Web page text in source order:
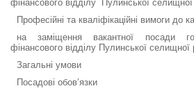
фінансового відділу Пулинської
Професійні та кваліфікаційні вимоги до
на заміщення вакантної посади
фінансового відділу Пулинської селищної
Загальні умови
Посадові обов’язки